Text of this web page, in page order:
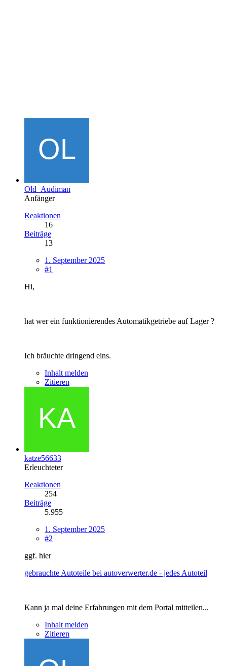
Old_Audiman
Anfänger
Reaktionen
16
Beiträge
13
1. September 2025
#1
Hi,
hat wer ein funktionierendes Automatikgetriebe auf Lager ?
Ich bräuchte dringend eins.
Inhalt melden
Zitieren
katze56633
Erleuchteter
Reaktionen
254
Beiträge
5.955
1. September 2025
#2
ggf. hier
gebrauchte Autoteile bei autoverwerter.de - jedes Autoteil
Kann ja mal deine Erfahrungen mit dem Portal mitteilen...
Inhalt melden
Zitieren